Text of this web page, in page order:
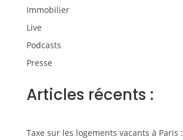
Immobilier
Live
Podcasts
Presse
Articles récents :
Taxe sur les logements vacants à Paris